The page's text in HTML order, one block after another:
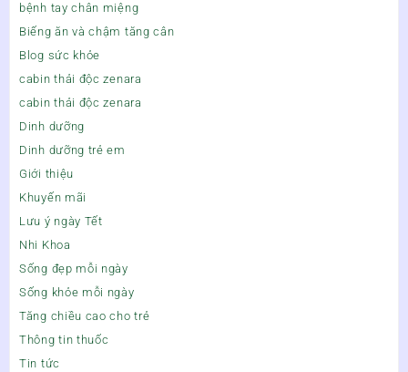
bệnh tay chân miệng
Biếng ăn và chậm tăng cân
Blog sức khỏe
cabin thải độc zenara
cabin thải độc zenara
Dinh dưỡng
Dinh dưỡng trẻ em
Giới thiệu
Khuyến mãi
Lưu ý ngày Tết
Nhi Khoa
Sống đẹp mỗi ngày
Sống khỏe mỗi ngày
Tăng chiều cao cho trẻ
Thông tin thuốc
Tin tức